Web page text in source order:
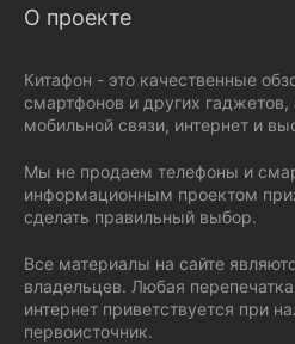
О проекте
Китафон - это качественные
смартфонов и других гаджетов,
мобильной связи, интернет и
Мы не продаем телефоны и
информационным проектом
сделать правильный выбор.
Все материалы на сайте
владельцев. Любая
интернет приветствуется при
первоисточник.